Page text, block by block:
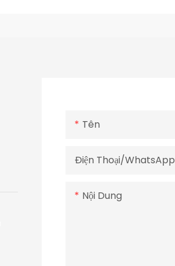
Tên
Điện Thoại/WhatsApp
Nội Dung